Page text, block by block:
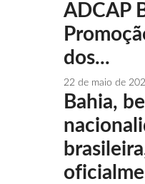
ADCAP
dos...
22 de maio de
Bahia,